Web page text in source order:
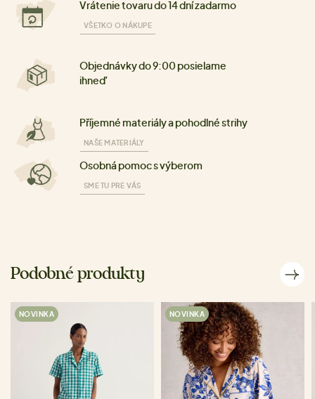
Vrátenie tovaru do 14 dní zadarmo
VŠETKO O NÁKUPE
Objednávky do 9:00 posielame
ihneď
Příjemné materiály a pohodlné strihy
NAŠE MATERIÁLY
Osobná pomoc s výberom
SME TU PRE VÁS
Podobné produkty
NOVINKA NOVINKA